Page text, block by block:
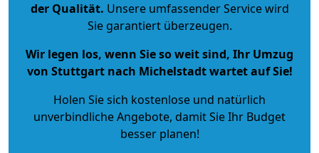
der Qualität. Unsere umfassender Service wird
Sie garantiert überzeugen.
Wir legen los, wenn Sie so weit sind, Ihr Umzug
von Stuttgart nach Michelstadt wartet auf Sie!
Holen Sie sich kostenlose und natürlich
unverbindliche Angebote, damit Sie Ihr Budget
besser planen!